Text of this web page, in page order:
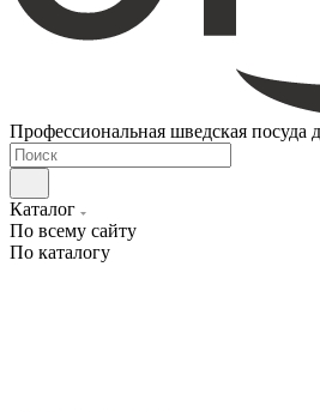
Профессиональная шведская посуда
Каталог
По всему сайту
По каталогу